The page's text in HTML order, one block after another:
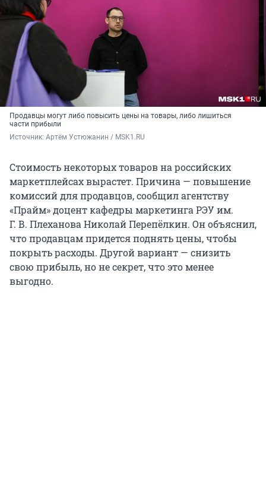
Продавцы могут либо повысить цены на товары, либо лишиться
части прибыли
Источник: Артём Устюжанин / MSK1.RU
Стоимость некоторых товаров на российских
маркетплейсах вырастет. Причина — повышение
комиссий для продавцов, сообщил агентству
«Прайм» доцент кафедры маркетинга РЭУ им.
Г. В. Плеханова Николай Перепёлкин. Он объяснил,
что продавцам придется поднять цены, чтобы
покрыть расходы. Другой вариант — снизить
свою прибыль, но не секрет, что это менее
выгодно.